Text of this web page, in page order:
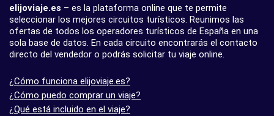
elijoviaje.es – es la plataforma online que te permite
seleccionar los mejores circuitos turísticos. Reunimos las
ofertas de todos los operadores turísticos de España en una
sola base de datos. En cada circuito encontrarás el contacto
directo del vendedor o podrás solicitar tu viaje online.
¿Cómo funciona elijoviaje.es?
¿Cómo puedo comprar un viaje?
¿Qué está incluido en el viaje?